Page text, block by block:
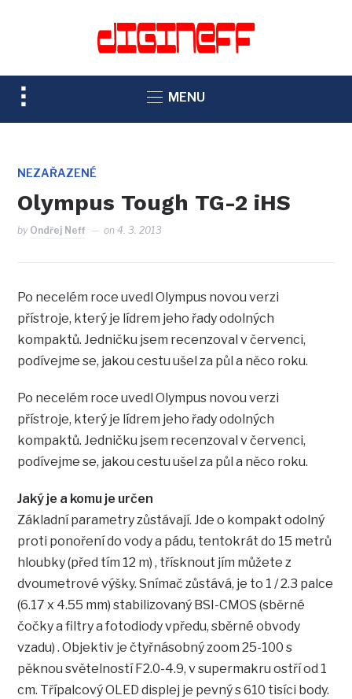
TOGGLE
SIDEBAR
NAVIGATION
MENU
NEZAŘAZENÉ
Olympus Tough TG-2 iHS
by Ondřej Neff on4. 3. 2013
Po necelém roce uvedl Olympus novou verzi
přístroje, který je lídrem jeho řady odolných
kompaktů. Jedničku jsem recenzoval v červenci,
podívejme se, jakou cestu ušel za půl a něco roku.
Po necelém roce uvedl Olympus novou verzi
přístroje, který je lídrem jeho řady odolných
kompaktů. Jedničku jsem recenzoval v červenci,
podívejme se, jakou cestu ušel za půl a něco roku.
Jaký je a komu je určen
Základní parametry zůstávají. Jde o kompakt odolný
proti ponoření do vody a pádu, tentokrát do 15 metrů
hloubky (před tím 12 m) , třísknout jím můžete z
dvoumetrové výšky. Snímač zůstává, je to 1 / 2.3 palce
(6.17 x 4.55 mm) stabilizovaný BSI-CMOS (sběrné
čočky a filtry a fotodiody vpředu, sběrné obvody
vzadu) . Objektiv je čtyřnásobný zoom 25-100 s
pěknou světelností F2.0-4.9, v supermakru ostří od 1
cm. Třípalcový OLED displej je pevný s 610 tisíci body.